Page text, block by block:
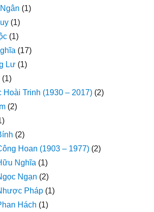
(1)
(1)
(1)
(17)
Lư (1)
(1)
Hoài Trinh (1930 – 2017) (2)
(2)
(2)
Hoan (1903 – 1977) (2)
Nghĩa (1)
Ngạn (2)
Pháp (1)
Hách (1)